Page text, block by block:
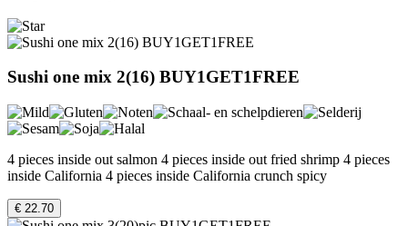
Sushi one mix 2(16) BUY1GET1FREE
4 pieces inside out salmon 4 pieces inside out fried shrimp 4 pieces
inside California 4 pieces inside California crunch spicy
€ 22.70